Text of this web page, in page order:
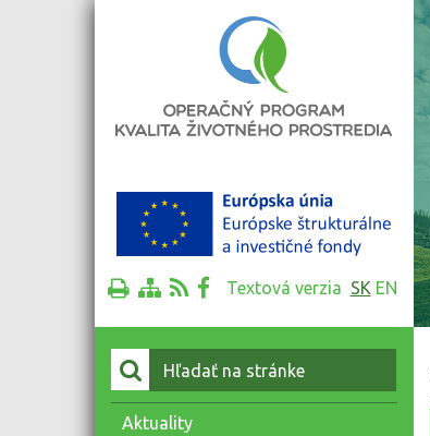
Textová verzia SK EN
Vyhľadať:
Aktuality